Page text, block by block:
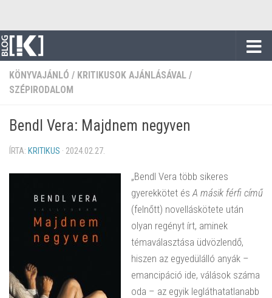
KÖNYVAJÁNLÓ / KRITIKUSOK AJÁNLÁSÁVAL /
SZÉPIRODALOM
Bendl Vera: Majdnem negyven
ÍRTA: KRITIKUS · 2024.02.27.
„Bendl Vera több sikeres
gyerekkötet és A másik férfi című
(felnőtt) novelláskötete után
olyan regényt írt, aminek
témaválasztása üdvözlendő,
hiszen az egyedülálló anyák –
emancipáció ide, válások száma
oda – az egyik legláthatatlanabb